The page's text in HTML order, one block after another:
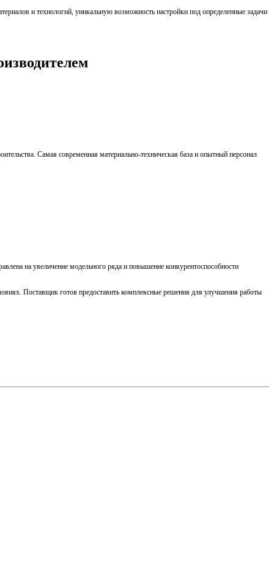
и технологий, уникальную возможность настройки под определенные задачи
Самая современная материально-техническая база и опытный персонал
на увеличение модельного ряда и повышение конкурентоспособности
Поставщик готов предоставить комплексные решения для улучшения работы